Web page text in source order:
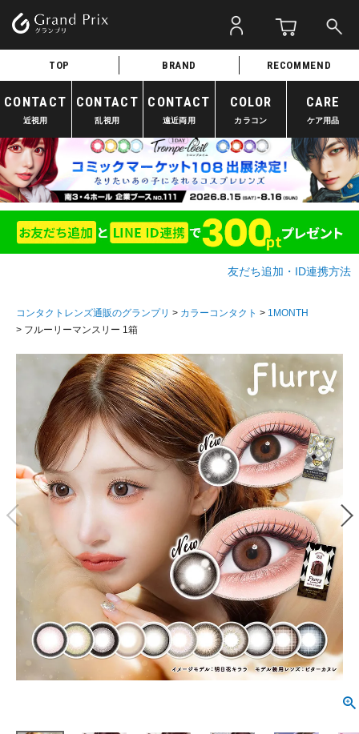
TOP BRAND RECOMMEND
CONTACT
近視用
CONTACT
乱視用
CONTACT
遠近両用
COLOR
カラコン
CARE
ケア用品
友だち追加・ID連携方法
コンタクトレンズ通販のグランプリ カラーコンタクト
1MONTH
フルーリーマンスリー 1箱